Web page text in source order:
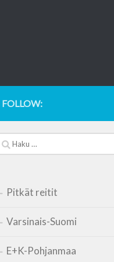
FOLLOW:
Haku:
Pitkät reitit
Varsinais-Suomi
E+K-Pohjanmaa